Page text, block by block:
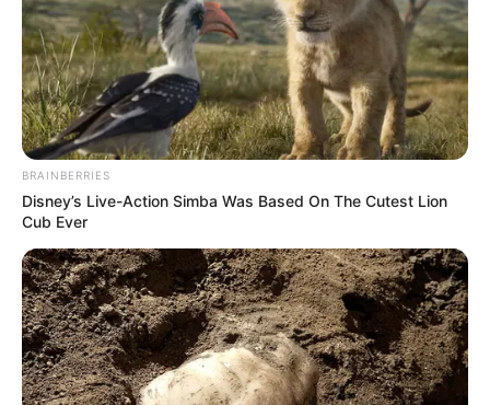
ΕΠΙΚΟΙΝΩΝΙΑ ΑΝΩΘΕΝ. ΠΩΣ ΓΙΝΕΤΑΙ.
ΟΔΗΓΙΕΣ ΓΙΑ ΑΡΧΑΡΙΟΥΣ ΑΛΛΑ ΚΑΙ
ΣΥΜΒΟΥΛΕΣ ΓΙΑ ΠΡΟΧΩΡΗΜΕΝΟΥΣ.
Παρασκευή, 20 Μαΐου 2022, 19:05
BRAINBERRIES
Disney’s Live-Action Simba Was Based On The Cutest Lion
Cub Ever